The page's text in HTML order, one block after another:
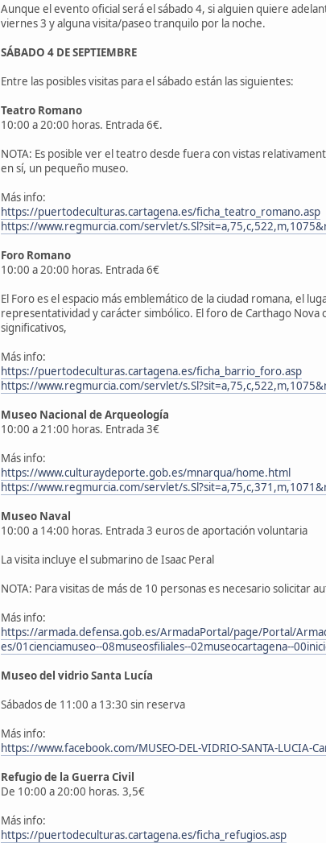
Aunque el evento oficial será el sábado 4, si alguien quiere
viernes 3 y alguna visita/paseo tranquilo por la noche.
SÁBADO 4 DE SEPTIEMBRE
Entre las posibles visitas para el sábado están las siguientes:
Teatro Romano
10:00 a 20:00 horas. Entrada 6€.
NOTA: Es posible ver el teatro desde fuera con vistas
en sí, un pequeño museo.
Más info:
https://puertodeculturas.cartagena.es/ficha_teatro_romano.asp
https://www.regmurcia.com/servlet/
Foro Romano
10:00 a 20:00 horas. Entrada 6€
El Foro es el espacio más emblemático de la ciudad romana, el
representatividad y carácter simbólico. El foro de Carthago Nova
significativos,
Más info:
https://puertodeculturas.cartagena.es/ficha_barrio_foro.asp
https://www.regmurcia.com/servlet/
Museo Nacional de Arqueología
10:00 a 21:00 horas. Entrada 3€
Más info:
https://www.culturaydeporte.gob.es/mnarqua/home.html
https://www.regmurcia.com/servlet/
Museo Naval
10:00 a 14:00 horas. Entrada 3 euros de aportación voluntaria
La visita incluye el submarino de Isaac Peral
NOTA: Para visitas de más de 10 personas es necesario solicitar
Más info:
https://armada.defensa.gob.es/ArmadaPortal/page/Portal/
es/01cienciamuseo--08museosfiliales--02museocartagena--
Museo del vidrio Santa Lucía
Sábados de 11:00 a 13:30 sin reserva
Más info:
https://www.facebook.com/MUSEO-DEL-VIDRIO-SANTA-LUCIA-
Refugio de la Guerra Civil
De 10:00 a 20:00 horas. 3,5€
Más info:
https://puertodeculturas.cartagena.es/ficha_refugios.asp